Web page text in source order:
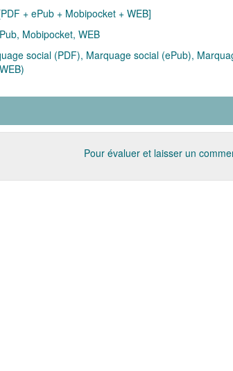
+ ePub + Mobipocket + WEB]
Mobipocket, WEB
social (PDF), Marquage social (ePub),
Pour évaluer et laisser un